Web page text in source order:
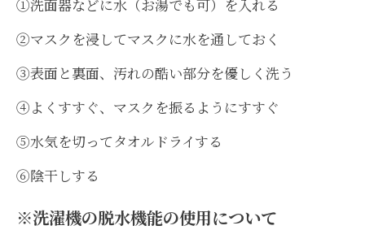
①洗面器などに水（お湯でも可）を入れる
②マスクを浸してマスクに水を通しておく
③表面と裏面、汚れの酷い部分を優しく洗う
④よくすすぐ、マスクを振るようにすすぐ
⑤水気を切ってタオルドライする
⑥陰干しする
※洗濯機の脱水機能の使用について